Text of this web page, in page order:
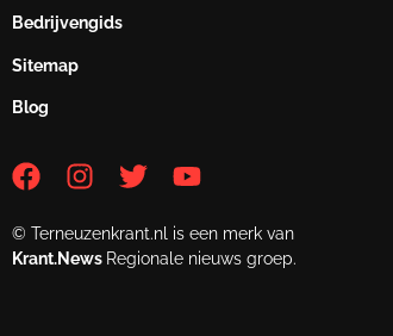
Bedrijvengids
Sitemap
Blog
© Terneuzenkrant.nl is een merk van
Krant.News Regionale nieuws groep.